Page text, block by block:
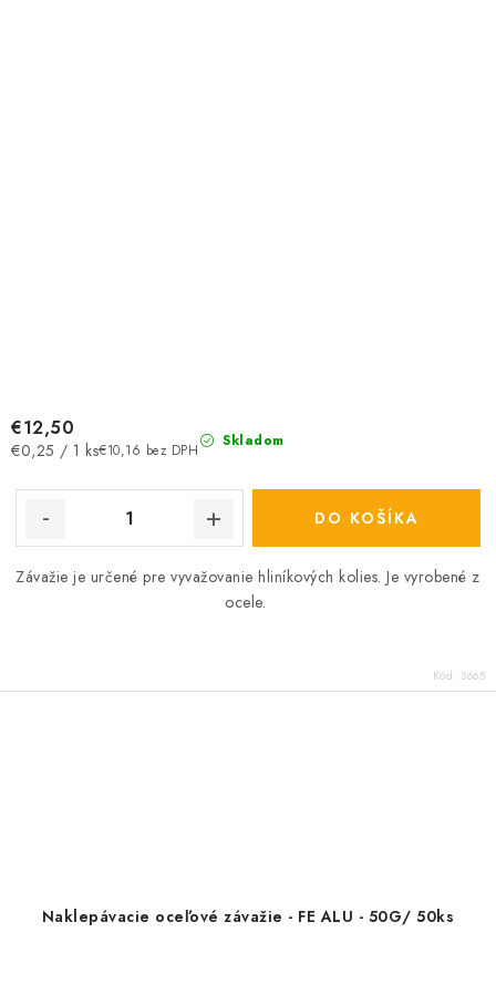
Skladom
€10,16 bez DPH
€12,50
Jednotková
€0,25 / 1 ks
DO KOŠÍKA
Závažie je určené pre vyvažovanie hliníkových kolies. Je vyrobené z
ocele.
Kód: 3665
Naklepávacie oceľové závažie - FE ALU - 50G/ 50ks